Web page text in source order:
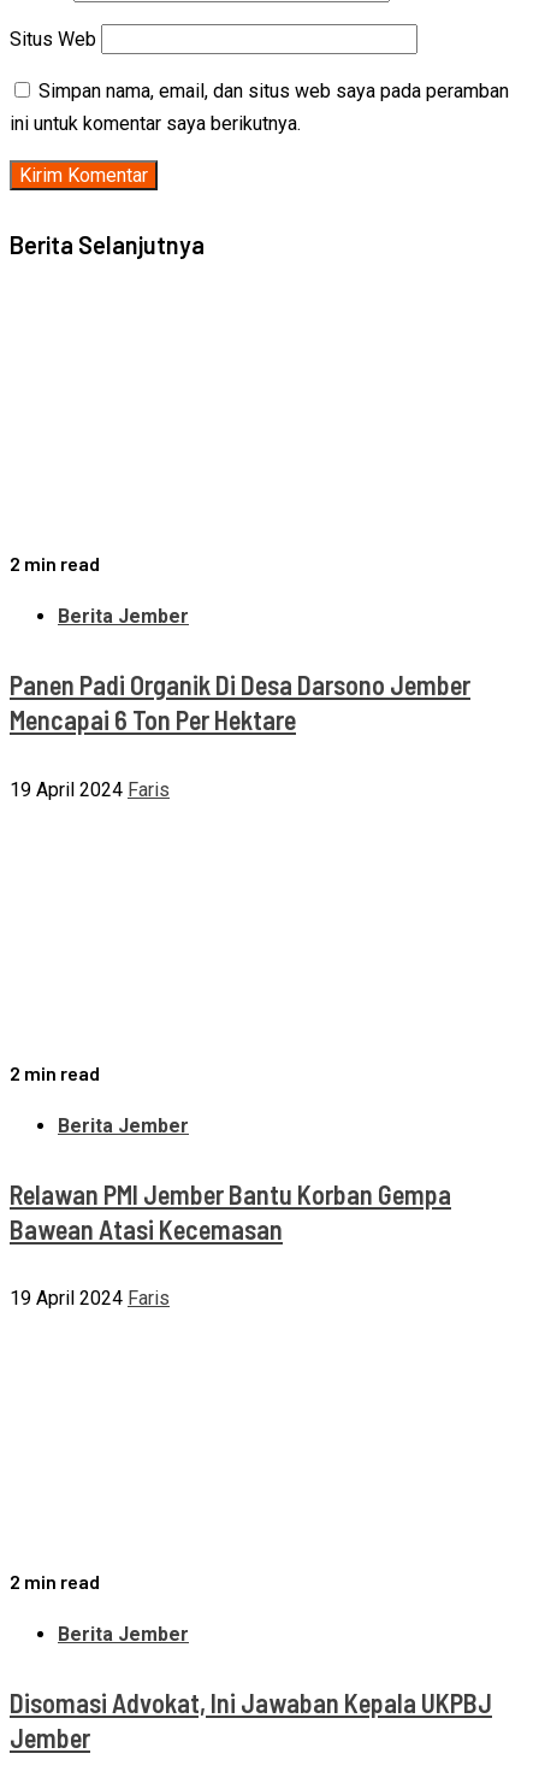
Situs Web
Simpan nama, email, dan situs web saya pada peramban
ini untuk komentar saya berikutnya.
Berita Selanjutnya
2 min read
Berita Jember
Panen Padi Organik Di Desa Darsono Jember
Mencapai 6 Ton Per Hektare
19 April 2024 Faris
2 min read
Berita Jember
Relawan PMI Jember Bantu Korban Gempa
Bawean Atasi Kecemasan
19 April 2024 Faris
2 min read
Berita Jember
Disomasi Advokat, Ini Jawaban Kepala UKPBJ
Jember